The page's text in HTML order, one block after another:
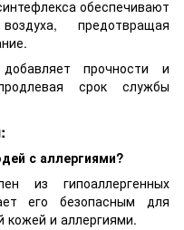
обеспечивают
предотвращая
прочности и
срок службы
с аллергиями?
из гипоаллергенных
его безопасным для
кожей и аллергиями.